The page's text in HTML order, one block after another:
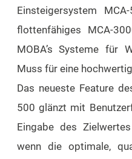
Einsteigersystem
flottenfähiges MCA-
MOBA’s Systeme für
Muss für eine
Das neueste Feature
500 glänzt mit
Eingabe des
wenn die optimale,